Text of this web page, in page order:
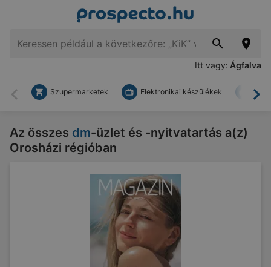
Itt vagy: Ágfalva
Vissza
Szupermarketek Elektronikai készülékek
Az összes dm-üzlet és -nyitvatartás a(z)
Orosházi régióban